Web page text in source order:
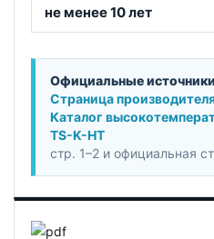
не менее 10 лет
Официальные источники
Страница
Каталог
TS-K-HT
стр. 1–2 и официальная